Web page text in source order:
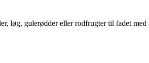
løg, gulerødder eller rodfrugter til fadet med